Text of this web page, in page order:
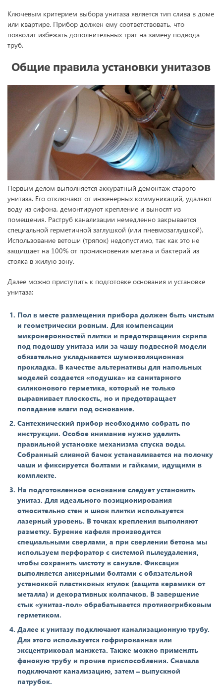
Ключевым критерием выбора унитаза является тип слива в доме
или квартире. Прибор должен ему соответствовать, что
позволит избежать дополнительных трат на замену подвода
труб.
Общие правила установки унитазов
Первым делом выполняется аккуратный демонтаж старого
унитаза. Его отключают от инженерных коммуникаций, удаляют
воду из сифона, демонтируют крепление и выносят из
помещения. Раструб канализации немедленно закрывается
специальной герметичной заглушкой (или пневмозаглушкой).
Использование ветоши (тряпок) недопустимо, так как это не
защищает на 100% от проникновения метана и бактерий из
стояка в жилую зону.
Далее можно приступить к подготовке основания и установке
унитаза:
Пол в месте размещения прибора должен быть чистым
и геометрически ровным. Для компенсации
микронеровностей плитки и предотвращения скрипа
под подошву унитаза или за чашу подвесной модели
обязательно укладывается шумоизоляционная
прокладка. В качестве альтернативы для напольных
моделей создается «подушка» из санитарного
силиконового герметика, который не только
выравнивает плоскость, но и предотвращает
попадание влаги под основание.
Сантехнический прибор необходимо собрать по
инструкции. Особое внимание нужно уделить
правильной установке механизма спуска воды.
Собранный сливной бачок устанавливается на полочку
чаши и фиксируется болтами и гайками, идущими в
комплекте.
На подготовленное основание следует установить
унитаз. Для идеального позиционирования
относительно стен и швов плитки используется
лазерный уровень. В точках крепления выполняют
разметку. Бурение кафеля производится
специальными сверлами, а при сверлении бетона мы
используем перфоратор с системой пылеудаления,
чтобы сохранить чистоту в санузле. Фиксация
выполняется анкерными болтами с обязательной
установкой пластиковых втулок (защита керамики от
металла) и декоративных колпачков. В завершение
стык «унитаз-пол» обрабатывается противогрибковым
герметиком.
Далее к унитазу подключают канализационную трубу.
Для этого используется гофрированная или
эксцентриковая манжета. Также можно применять
фановую трубу и прочие приспособления. Сначала
подключают канализацию, затем – выпускной
патрубок.